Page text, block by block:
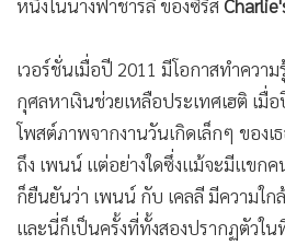
หนึ่งในนางฟ้าชาร์ลี ของซีรีส์
เวอร์ชั่นเมื่อปี 2011 มีโอกาสทำควา
กุศลหาเงินช่วยเหลือประเทศเฮติ เมื่
โพสต์ภาพจากงานวันเกิดเล็กๆ ของเ
ถึง เพนน์ แต่อย่างใดซึ่งแม้จะมีแขก
ก็ยืนยันว่า เพนน์ กับ เคลลี มีความใ
และนี่ก็เป็นครั้งที่ทั้งสองปรากฏตัวใ